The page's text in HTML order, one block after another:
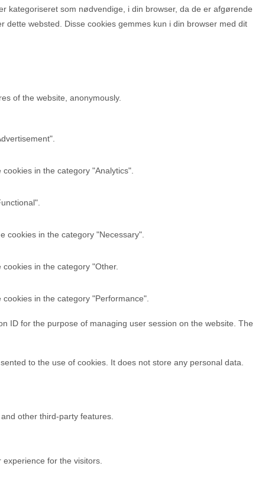
kategoriseret som nødvendige, i din browser, da de er afgørende
websted. Disse cookies gemmes kun i din browser med dit
of the website, anonymously.
in the category "Analytics".
cookies in the category "Necessary".
in the category "Other.
in the category "Performance".
ID for the purpose of managing user session on the website. The
to the use of cookies. It does not store any personal data.
other third-party features.
for the visitors.